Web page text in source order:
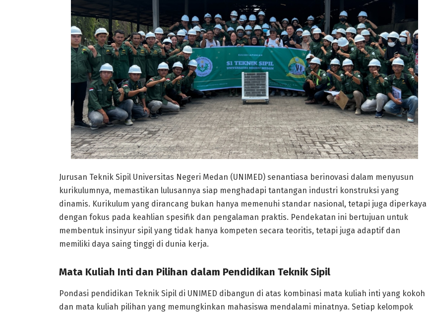
Jurusan Teknik Sipil Universitas Negeri Medan (UNIMED) senantiasa berinovasi dalam menyusun
kurikulumnya, memastikan lulusannya siap menghadapi tantangan industri konstruksi yang
dinamis. Kurikulum yang dirancang bukan hanya memenuhi standar nasional, tetapi juga diperkaya
dengan fokus pada keahlian spesifik dan pengalaman praktis. Pendekatan ini bertujuan untuk
membentuk insinyur sipil yang tidak hanya kompeten secara teoritis, tetapi juga adaptif dan
memiliki daya saing tinggi di dunia kerja.
Mata Kuliah Inti dan Pilihan dalam Pendidikan Teknik Sipil
Pondasi pendidikan Teknik Sipil di UNIMED dibangun di atas kombinasi mata kuliah inti yang kokoh
dan mata kuliah pilihan yang memungkinkan mahasiswa mendalami minatnya. Setiap kelompok